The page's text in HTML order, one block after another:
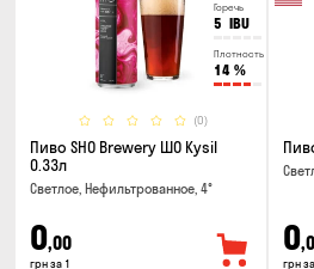
Горечь
5 IBU
Плотность
14 %
(0)
Пиво SHO Brewery ШО Kysil
0.33л
Светлое, Нефильтрованное, 4°
0,00
грн за 1
0
грн